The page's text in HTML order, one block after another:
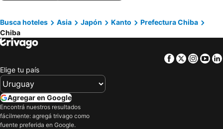
Ishinomaki, Tohoku Hoteles
Sendai, Tohoku Hoteles
Minamisanriku, Tohoku Hoteles
Zao, Tohoku Hoteles
Tokio, Kanto Hoteles
Kioto, Kinki Hoteles
Kunigami, Islas Okinawa Hoteles
Matsumoto, Chubu y Hokuriku Hoteles
Busca hoteles Asia Japón Kanto
Prefectura Chiba
Chiba
Facebook
Twitter
Elige tu país
Agregar en Google
Encontrá nuestros resultados
fácilmente: agregá trivago como
fuente preferida en Google.